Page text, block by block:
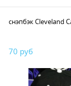
снэпбэк Cleveland
70 руб